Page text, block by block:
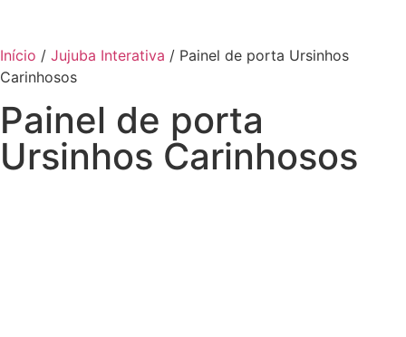
Início / Jujuba Interativa / Painel de porta Ursinhos
Carinhosos
Painel de porta
Ursinhos Carinhosos